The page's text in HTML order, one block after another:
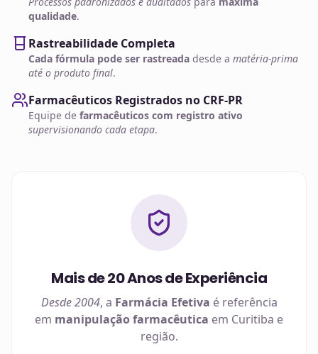
qualidade.
Rastreabilidade Completa
Cada fórmula pode ser rastreada desde a matéria-prima
até o produto final.
Farmacêuticos Registrados no CRF-PR
Equipe de farmacêuticos com registro ativo
supervisionando cada etapa.
Mais de 20 Anos de Experiência
Desde 2004, a Farmácia Efetiva é referência
em manipulação farmacêutica em Curitiba e
região.